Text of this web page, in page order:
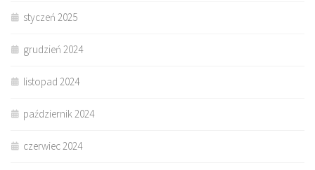
styczeń 2025
grudzień 2024
listopad 2024
październik 2024
czerwiec 2024